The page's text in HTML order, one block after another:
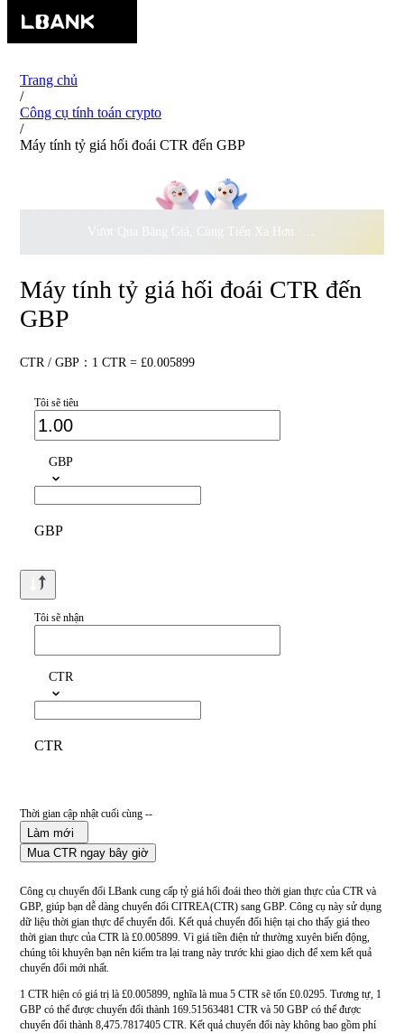
Trang chủ
/
Công cụ tính toán crypto
/
Máy tính tỷ giá hối đoái CTR đến GBP
Vượt Qua Băng Giá, Cùng Tiến Xa Hơn ·500.000
Máy tính tỷ giá hối đoái CTR đến
GBP
CTR / GBP：1 CTR = £0.005899
Tôi sẽ tiêu
GBP
GBP
Tôi sẽ nhận
CTR
CTR
Thời gian cập nhật cuối cùng --
Làm mới
Mua CTR ngay bây giờ
Công cụ chuyển đổi LBank cung cấp tỷ giá hối đoái theo thời gian thực của CTR và
GBP, giúp bạn dễ dàng chuyển đổi CITREA(CTR) sang GBP. Công cụ này sử dụng
dữ liệu thời gian thực để chuyển đổi. Kết quả chuyển đổi hiện tại cho thấy giá theo
thời gian thực của CTR là £0.005899. Vì giá tiền điện tử thường xuyên biến động,
chúng tôi khuyên bạn nên kiểm tra lại trang này trước khi giao dịch để xem kết quả
chuyển đổi mới nhất.
1 CTR hiện có giá trị là £0.005899, nghĩa là mua 5 CTR sẽ tốn £0.0295. Tương tự, 1
GBP có thể được chuyển đổi thành 169.51563481 CTR và 50 GBP có thể được
chuyển đổi thành 8,475.7817405 CTR. Kết quả chuyển đổi này không bao gồm phí